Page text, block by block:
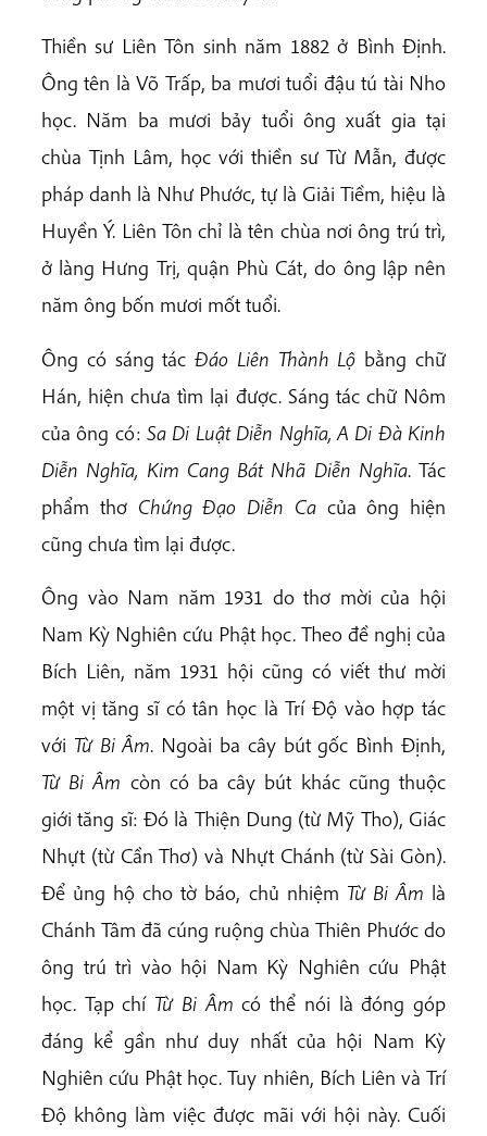
Thiền sư Liên Tôn sinh năm 1882 ở Bình Định.
Ông tên là Võ Trấp, ba mươi tuổi đậu tú tài Nho
học. Năm ba mươi bảy tuổi ông xuất gia tại
chùa Tịnh Lâm, học với thiền sư Từ Mẫn, được
pháp danh là Như Phước, tự là Giải Tiềm, hiệu là
Huyền Ý. Liên Tôn chỉ là tên chùa nơi ông trú trì,
ở làng Hưng Trị, quận Phù Cát, do ông lập nên
năm ông bốn mươi mốt tuổi.
Ông có sáng tácĐáo Liên Thành Lộ bằng chữ
Hán, hiện chưa tìm lại được. Sáng tác chữ Nôm
của ông có:Sa Di Luật Diễn Nghĩa, A Di Đà Kinh
Diễn Nghĩa, Kim Cang Bát Nhã Diễn Nghĩa. Tác
phẩm thơ Chứng Đạo Diễn Ca của ông hiện
cũng chưa tìm lại được.
Ông vào Nam năm 1931 do thơ mời của hội
Nam Kỳ Nghiên cứu Phật học. Theo đề nghị của
Bích Liên, năm 1931 hội cũng có viết thư mời
một vị tăng sĩ có tân học là Trí Độ vào hợp tác
với Từ Bi Âm. Ngoài ba cây bút gốc Bình Định,
Từ Bi Âm còn có ba cây bút khác cũng thuộc
giới tăng sĩ: Đó là Thiện Dung (từ Mỹ Tho), Giác
Nhựt (từ Cần Thơ) và Nhựt Chánh (từ Sài Gòn).
Để ủng hộ cho tờ báo, chủ nhiệm Từ Bi Âm là
Chánh Tâm đã cúng ruộng chùa Thiên Phước do
ông trú trì vào hội Nam Kỳ Nghiên cứu Phật
học. Tạp chí Từ Bi Âmcó thể nói là đóng góp
đáng kể gần như duy nhất của hội Nam Kỳ
Nghiên cứu Phật học. Tuy nhiên, Bích Liên và Trí
Độ không làm việc được mãi với hội này. Cuối